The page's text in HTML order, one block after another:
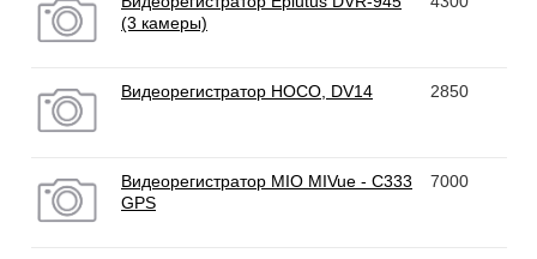
(3 камеры)
Видеорегистратор HOCO, DV14 2850
Видеорегистратор MIO MIVue - C333
GPS
7000